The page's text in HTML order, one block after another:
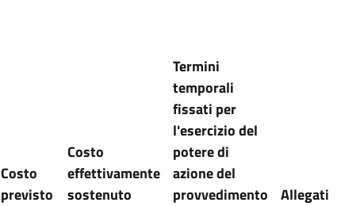
Costo
previsto
Costo
effettivamente
sostenuto
Termini
temporali
fissati per
l'esercizio del
potere di
azione del
provvedimento
Allegati